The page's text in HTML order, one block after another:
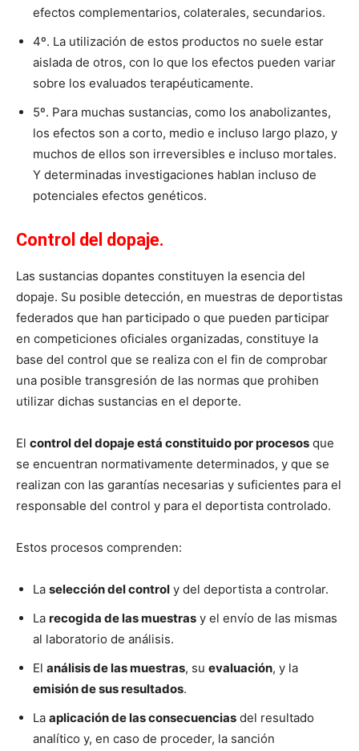
efectos complementarios, colaterales, secundarios.
4º. La utilización de estos productos no suele estar
aislada de otros, con lo que los efectos pueden variar
sobre los evaluados terapéuticamente.
5º. Para muchas sustancias, como los anabolizantes,
los efectos son a corto, medio e incluso largo plazo, y
muchos de ellos son irreversibles e incluso mortales.
Y determinadas investigaciones hablan incluso de
potenciales efectos genéticos.
Control del dopaje.
Las sustancias dopantes constituyen la esencia del
dopaje. Su posible detección, en muestras de deportistas
federados que han participado o que pueden participar
en competiciones oficiales organizadas, constituye la
base del control que se realiza con el fin de comprobar
una posible transgresión de las normas que prohiben
utilizar dichas sustancias en el deporte.
El control del dopaje está constituido por procesos que
se encuentran normativamente determinados, y que se
realizan con las garantías necesarias y suficientes para el
responsable del control y para el deportista controlado.
Estos procesos comprenden:
La selección del control y del deportista a controlar.
La recogida de las muestras y el envío de las mismas
al laboratorio de análisis.
El análisis de las muestras, su evaluación, y la
emisión de sus resultados.
La aplicación de las consecuencias del resultado
analítico y, en caso de proceder, la sanción